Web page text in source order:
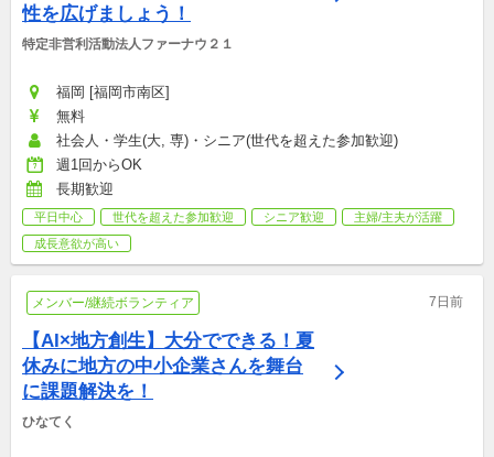
性を広げましょう！
特定非営利活動法人ファーナウ２１
福岡 [福岡市南区]
無料
社会人・学生(大, 専)・シニア(世代を超えた参加歓迎)
週1回からOK
長期歓迎
平日中心 世代を超えた参加歓迎 シニア歓迎
主婦/主夫が活躍
成長意欲が高い
メンバー/継続ボランティア 7日前
【AI×地方創生】大分でできる！夏
休みに地方の中小企業さんを舞台
に課題解決を！
ひなてく